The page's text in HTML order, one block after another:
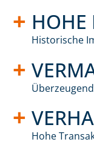
HOHE
Historische
Hohe